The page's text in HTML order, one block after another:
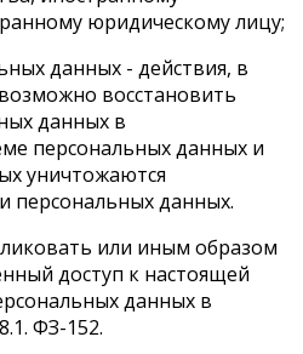
юридическому лицу;
данных - действия, в
восстановить
данных в
персональных данных и
уничтожаются
персональных данных.
или иным образом
доступ к настоящей
данных в
ФЗ-152.